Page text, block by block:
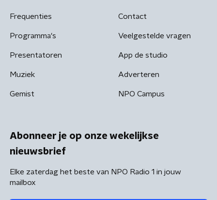
Frequenties
Programma's
Presentatoren
Muziek
Gemist
Contact
Veelgestelde vragen
App de studio
Adverteren
NPO Campus
Abonneer je op onze wekelijkse
nieuwsbrief
Elke zaterdag het beste van NPO Radio 1 in jouw
mailbox